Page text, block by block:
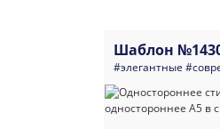
Шаблон
#элегантные